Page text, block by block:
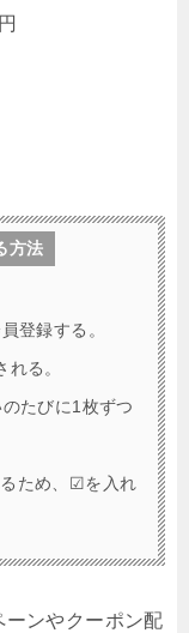
方法
登録する。
る。
たびに1枚ずつ
ため、☑を入れ
ンやクーポン配